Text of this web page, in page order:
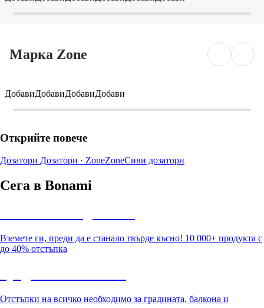
Марка Zone
ДобавиДобавиДобавиДобави
Открийте повече
Дозатори Дозатори · ZoneZoneСиви дозатори
Сега в Bonami
Вземете ги, преди да е станало твърде късно! 10 000+ продукта с
до 40% отстъпка
Отстъпки на всичко необходимо за градината, балкона и